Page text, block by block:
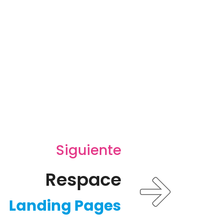
Siguiente
Respace
Landing Pages